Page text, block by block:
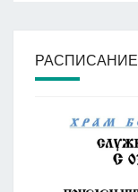
РАСПИСАНИЕ